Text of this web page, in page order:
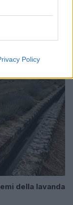
Policy
della lavanda